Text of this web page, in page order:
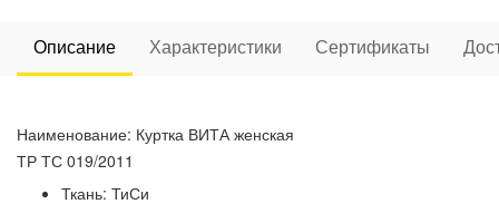
Описание Характеристики Сертификаты
Наименование: Куртка ВИТА женская
ТР ТС 019/2011
Ткань: ТиСи